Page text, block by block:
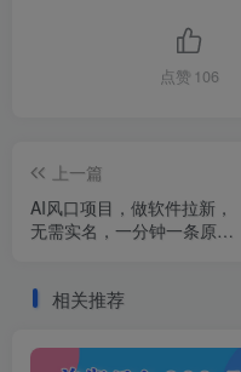
点赞 106
上一篇
AI风口项目，做软件拉新，
无需实名，一分钟一条原创
相关推荐